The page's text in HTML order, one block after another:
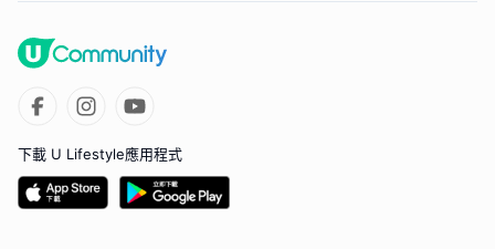
下載 U Lifestyle應用程式